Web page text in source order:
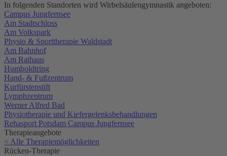
In folgenden Standorten wird Wirbelsäulengymnastik angeboten:
Campus Jungfernsee
Am Stadtschloss
Am Volkspark
Physio & Sporttherapie Waldstadt
Am Bahnhof
Am Rathaus
Humboldtring
Hand- & Fußzentrum
Kurfürstenstift
Lymphzentrum
Werner Alfred Bad
Physiotherapie und Kiefergelenksbehandlungen
Rehasport Potsdam Campus Jungfernsee
Therapieangebote
< Alle Therapiemöglichkeiten
Rücken-Therapie